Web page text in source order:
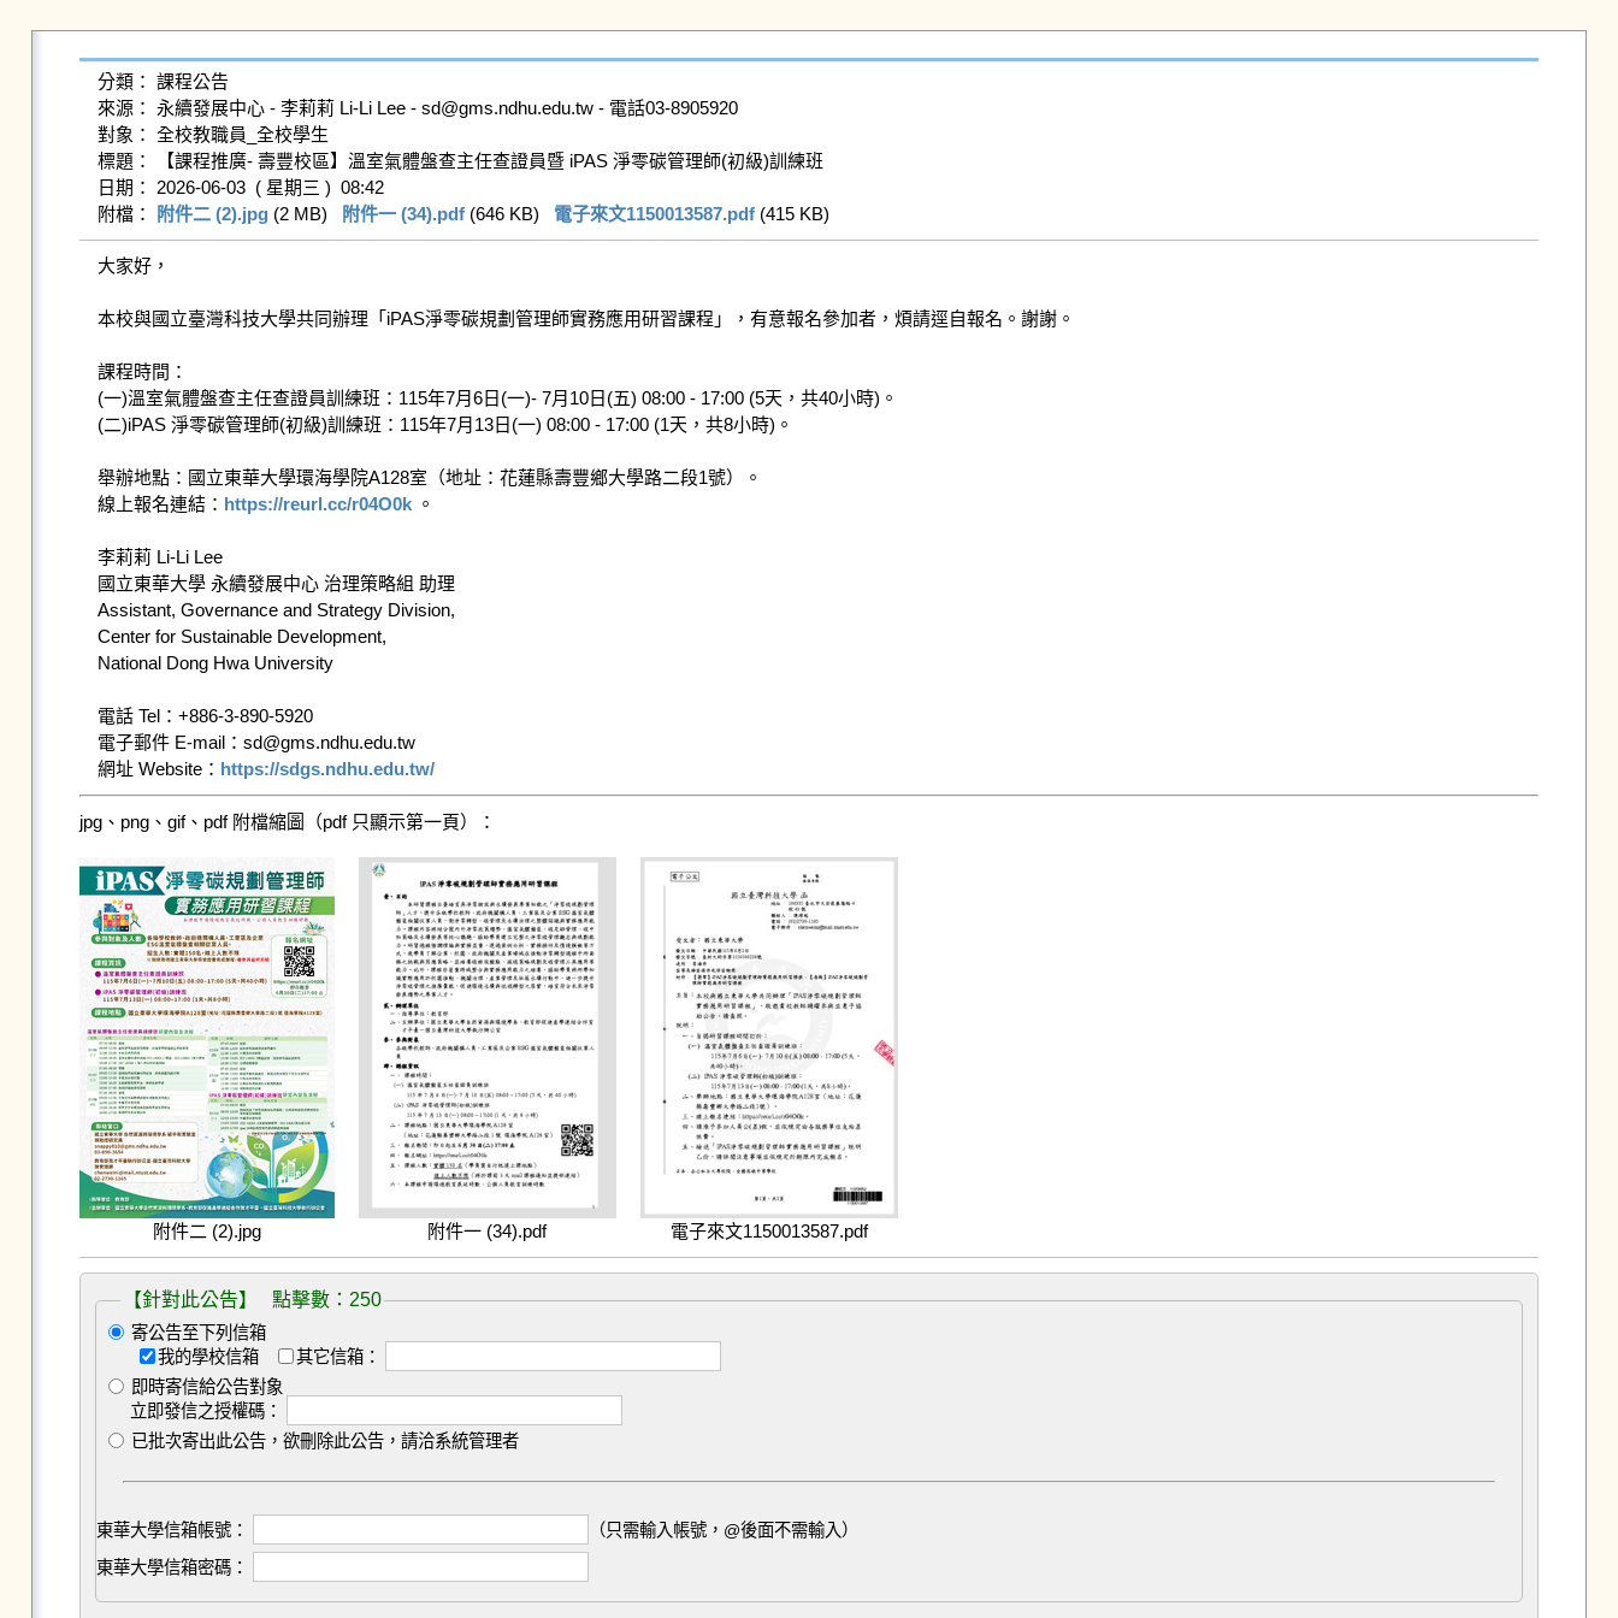
分類： 課程公告
來源： 永續發展中心 - 李莉莉 Li-Li Lee - sd@gms.ndhu.edu.tw - 電話03-8905920
對象： 全校教職員_全校學生
標題： 【課程推廣- 壽豐校區】溫室氣體盤查主任查證員暨 iPAS 淨零碳管理師(初級)訓練班
日期： 2026-06-03  ( 星期三 )  08:42
附檔：
附件二 (2).jpg (2 MB) 附件一 (34).pdf (646 KB) 電子來文1150013587.pdf (415 KB)
大家好，
本校與國立臺灣科技大學共同辦理「iPAS淨零碳規劃管理師實務應用研習課程」，有意報名參加者，煩請逕自報名。謝謝。
課程時間：
​​(一)​​​溫室氣體盤查主任查證員訓練班：​​​​​​115年7月6日(一)- 7月10日(五) 08:00 - 17:00 (5天，共40小時)。
​​(二)​​​iPAS 淨零碳管理師(初級)訓練班：​​​​​​115年7月13日(一) 08:00 - 17:00 (1天，共8小時)。
​​​舉辦地點：國立東華大學環海學院A128室（地址：花蓮縣壽豐鄉大學路二段1號）。
​​​線上報名連結： https://reurl.cc/r04O0k 。
李莉莉 Li-Li Lee
國立東華大學 永續發展中心 治理策略組 助理
Assistant, Governance and Strategy Division,
Center for Sustainable Development,
National Dong Hwa University
電話 Tel：+886-3-890-5920
電子郵件 E-mail：sd@gms.ndhu.edu.tw
網址 Website： https://sdgs.ndhu.edu.tw/
jpg、png、gif、pdf 附檔縮圖（pdf 只顯示第一頁）：
附件二 (2).jpg 附件一 (34).pdf 電子來文1150013587.pdf
【針對此公告】 點擊數：250
寄公告至下列信箱
我的學校信箱
其它信箱：
即時寄信給公告對象
立即發信之授權碼：
已批次寄出此公告，欲刪除此公告，請洽系統管理者
東華大學信箱帳號：
（只需輸入帳號，@後面不需輸入）
東華大學信箱密碼：